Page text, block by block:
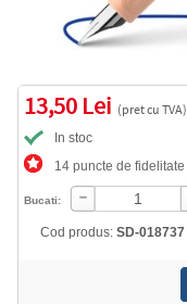
13,50 Lei (pret cu TVA)
In stoc
14 puncte de fidelitate
Bucati:
Cod produs: SD-018737